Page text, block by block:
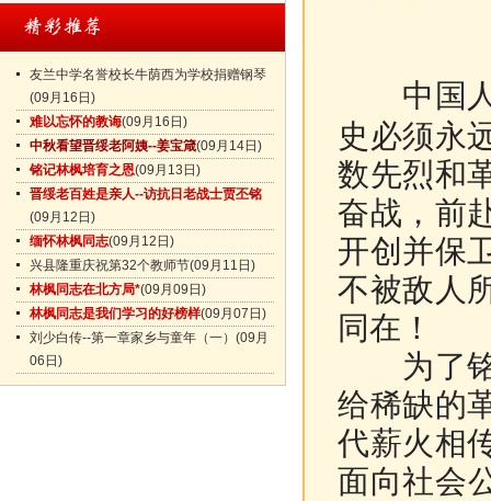
友兰中学名誉校长牛荫西为学校捐赠钢琴
(09月16日)
难以忘怀的教诲(09月16日)
中秋看望晋绥老阿姨--姜宝箴(09月14日)
铭记林枫培育之恩(09月13日)
晋绥老百姓是亲人--访抗日老战士贾丕铭
(09月12日)
缅怀林枫同志(09月12日)
兴县隆重庆祝第32个教师节(09月11日)
林枫同志在北方局*(09月09日)
林枫同志是我们学习的好榜样(09月07日)
刘少白传--第一章家乡与童年（一） (09月
06日)
中国人
史必须永
数先烈和
奋战，前
开创并保
不被敌人
同在！
为了铭
给稀缺的
代薪火相
面向社会